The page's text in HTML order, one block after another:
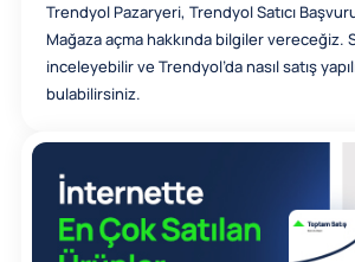
Trendyol Pazaryeri, Trendyol Satıcı
Mağaza açma hakkında bilgiler vereceğiz.
inceleyebilir ve Trendyol’da nasıl satış
bulabilirsiniz.